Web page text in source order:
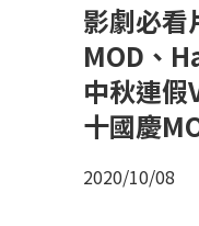
影劇必看
MOD、
中秋連假
十國慶
2020/10/08